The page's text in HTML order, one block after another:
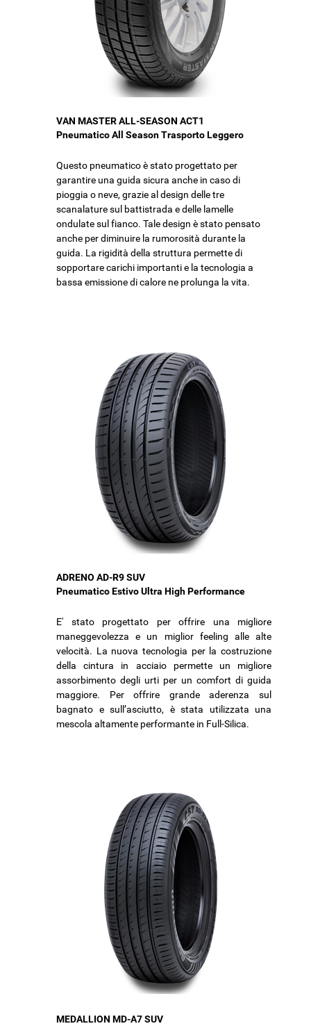
VAN MASTER ALL-SEASON ACT1
Pneumatico All Season Trasporto Leggero
Questo pneumatico è stato progettato per
garantire una guida sicura anche in caso di
pioggia o neve, grazie al design delle tre
scanalature sul battistrada e delle lamelle
ondulate sul fianco. Tale design è stato pensato
anche per diminuire la rumorosità durante la
guida. La rigidità della struttura permette di
sopportare carichi importanti e la tecnologia a
bassa emissione di calore ne prolunga la vita.
ADRENO AD-R9 SUV
Pneumatico Estivo Ultra High Performance
E' stato progettato per offrire una migliore
maneggevolezza e un miglior feeling alle alte
velocità. La nuova tecnologia per la costruzione
della cintura in acciaio permette un migliore
assorbimento degli urti per un comfort di guida
maggiore. Per offrire grande aderenza sul
bagnato e sull’asciutto, è stata utilizzata una
mescola altamente performante in Full-Silica.
MEDALLION MD-A7 SUV